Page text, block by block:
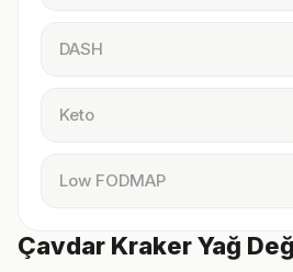
DASH
Keto
Low FODMAP
Çavdar Kraker Yağ